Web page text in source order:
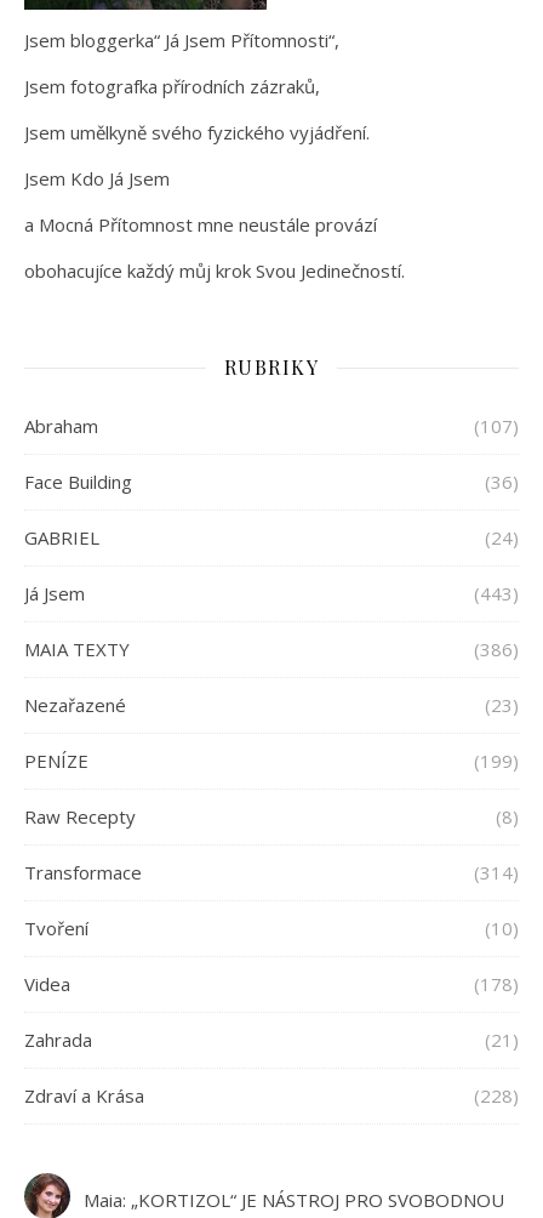
Jsem bloggerka“ Já Jsem Přítomnosti“,
Jsem fotografka přírodních zázraků,
Jsem umělkyně svého fyzického vyjádření.
Jsem Kdo Já Jsem
a Mocná Přítomnost mne neustále provází
obohacujíce každý můj krok Svou Jedinečností.
RUBRIKY
Abraham (107)
Face Building (36)
GABRIEL (24)
Já Jsem (443)
MAIA TEXTY (386)
Nezařazené (23)
PENÍZE (199)
Raw Recepty (8)
Transformace (314)
Tvoření (10)
Videa (178)
Zahrada (21)
Zdraví a Krása (228)
Maia: „KORTIZOL“ JE NÁSTROJ PRO SVOBODNOU